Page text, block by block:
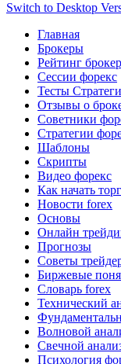
Switch to Desktop
Главная
Брокеры
Рейтинг
Сессии форекс
Тесты
Отзывы о
Советники
Стратегии
Шаблоны
Скрипты
Видео форекс
Как начать
Новости forex
Основы
Онлайн
Прогнозы
Советы
Биржевые
Словарь forex
Технический
Волновой
Свечной
Психология